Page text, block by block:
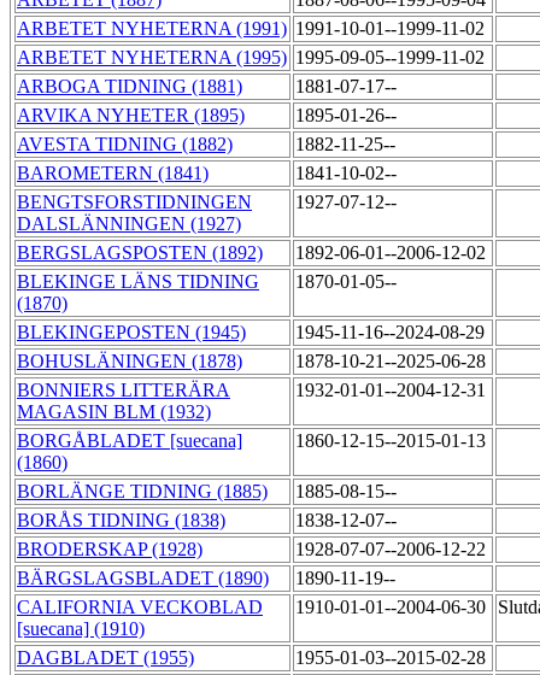
ARBETET NYHETERNA (1991) 1991-10-01--1999-11-02
ARBETET NYHETERNA (1995) 1995-09-05--1999-11-02
ARBOGA TIDNING (1881)
1881-07-17--
ARVIKA NYHETER (1895)
1895-01-26--
AVESTA TIDNING (1882)
1882-11-25--
BAROMETERN (1841)
1841-10-02--
BENGTSFORSTIDNINGEN
DALSLÄNNINGEN (1927)
1927-07-12--
BERGSLAGSPOSTEN (1892)
1892-06-01--2006-12-02
BLEKINGE LÄNS TIDNING
(1870)
1870-01-05--
BLEKINGEPOSTEN (1945)
1945-11-16--2024-08-29
BOHUSLÄNINGEN (1878)
1878-10-21--2025-06-28
BONNIERS LITTERÄRA
MAGASIN BLM (1932)
1932-01-01--2004-12-31
BORGÅBLADET [suecana]
(1860)
1860-12-15--2015-01-13
BORLÄNGE TIDNING (1885)
1885-08-15--
BORÅS TIDNING (1838)
1838-12-07--
BRODERSKAP (1928)
1928-07-07--2006-12-22
BÄRGSLAGSBLADET (1890)
1890-11-19--
CALIFORNIA VECKOBLAD
[suecana] (1910)
1910-01-01--2004-06-30
DAGBLADET (1955)
1955-01-03--2015-02-28